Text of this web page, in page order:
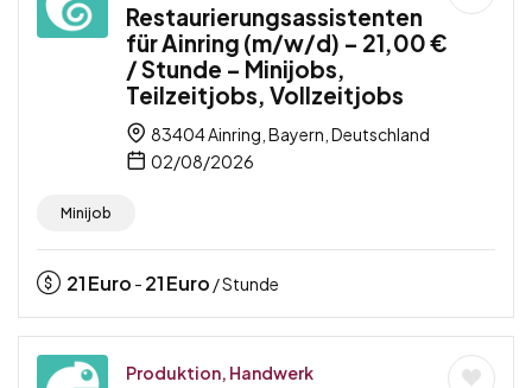
Restaurierungsassistenten
für Ainring (m/w/d) – 21,00 €
/ Stunde – Minijobs,
Teilzeitjobs, Vollzeitjobs
83404 Ainring, Bayern, Deutschland
02/08/2026
Minijob
21Euro - 21Euro / Stunde
Produktion, Handwerk